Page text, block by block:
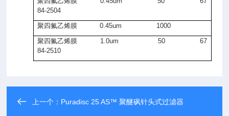
84-2504
聚四氟乙烯膜0.45um 1000
聚四氟乙烯膜 1.0um 50 67
84-2510
上一个： Puradisc 25 AS™ 聚醚砜针头式过滤器